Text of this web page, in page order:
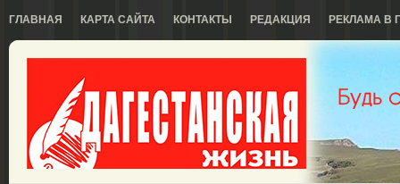
ГЛАВНАЯ КАРТА САЙТА КОНТАКТЫ РЕДАКЦИЯ РЕКЛАМА В